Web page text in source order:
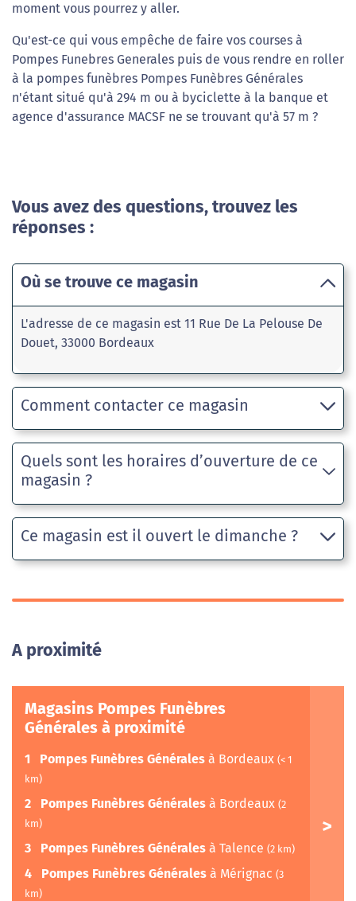
moment vous pourrez y aller.
Qu'est-ce qui vous empêche de faire vos courses à
Pompes Funebres Generales puis de vous rendre en roller
à la pompes funèbres Pompes Funèbres Générales
n'étant situé qu'à 294 m ou à byciclette à la banque et
agence d'assurance MACSF ne se trouvant qu'à 57 m ?
Vous avez des questions, trouvez les
réponses :
Où se trouve ce magasin
L'adresse de ce magasin est 11 Rue De La Pelouse De
Douet, 33000 Bordeaux
Comment contacter ce magasin
Quels sont les horaires d’ouverture de ce
magasin ?
Ce magasin est il ouvert le dimanche ?
A proximité
Magasins Pompes Funèbres
Générales à proximité
1 Pompes Funèbres Générales à Bordeaux (< 1
km)
2 Pompes Funèbres Générales à Bordeaux (2
km)
3 Pompes Funèbres Générales à Talence (2 km)
4 Pompes Funèbres Générales à Mérignac (3
km)